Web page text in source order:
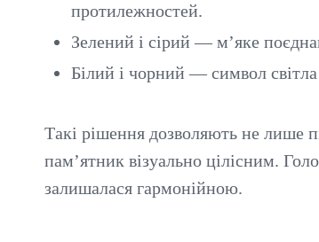
протилежностей.
Зелений і сірий — м’яке
Білий і чорний — символ світла
Такі рішення дозволяють не лише
пам’ятник візуально цілісним.
залишалася гармонійною.